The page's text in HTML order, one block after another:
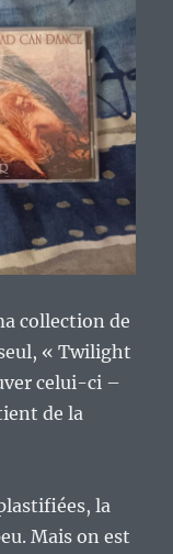
collection de
« Twilight
celui-ci –
de la
la
Mais on est